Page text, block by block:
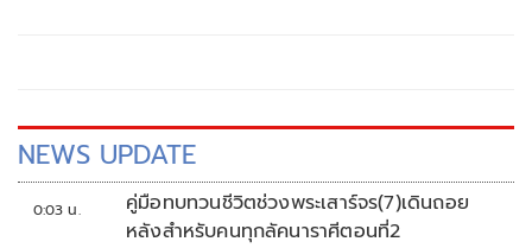
NEWS UPDATE
0:03 น.
คู่มือทบทวนชีวิตช่วงพระเสาร์จร(7)เดินถอย
หลังสำหรับคนทุกลัคนาราศีตอนที่2